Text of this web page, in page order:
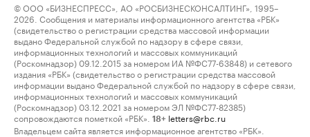
© ООО «БИЗНЕСПРЕСС», АО «РОСБИЗНЕСКОНСАЛТИНГ», 1995–
2026. Сообщения и материалы информационного агентства «РБК»
(свидетельство о регистрации средства массовой информации
выдано Федеральной службой по надзору в сфере связи,
информационных технологий и массовых коммуникаций
(Роскомнадзор) 09.12.2015 за номером ИА №ФС77-63848) и сетевого
издания «РБК» (свидетельство о регистрации средства массовой
информации выдано Федеральной службой по надзору в сфере связи,
информационных технологий и массовых коммуникаций
(Роскомнадзор) 03.12.2021 за номером ЭЛ №ФС77-82385)
сопровождаются пометкой «РБК».
18+ letters@rbc.ru
Владельцем сайта является информационное агентство «РБК».